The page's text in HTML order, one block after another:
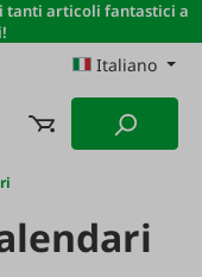
tanti articoli fantastici a
Italiano